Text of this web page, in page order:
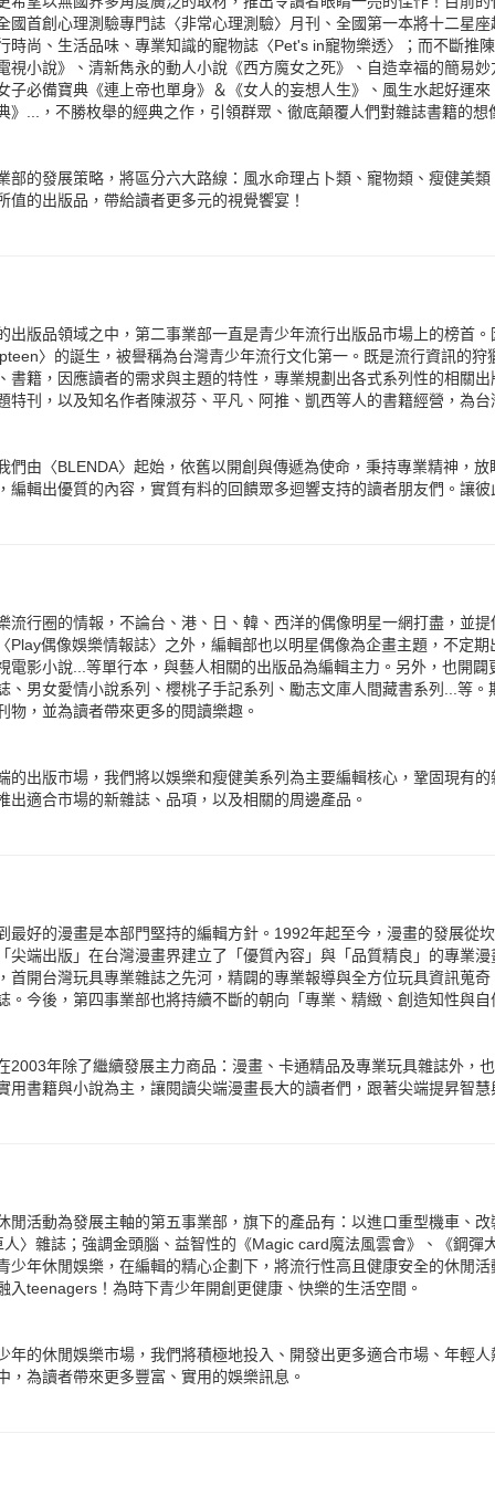
國首創心理測驗專門誌〈非常心理測驗〉月刊、全國第一本將十二星
時尚、生活品味、專業知識的寵物誌〈Pet's in寵物樂透〉；而不斷推
視小說》、清新雋永的動人小說《西方魔女之死》、自造幸福的簡易
子必備寶典《連上帝也單身》＆《女人的妄想人生》、風生水起好運
》...，不勝枚舉的經典之作，引領群眾、徹底顛覆人們對雜誌書籍的想
部的發展策略，將區分六大路線：風水命理占卜類、寵物類、瘦健美
值的出版品，帶給讀者更多元的視覺饗宴！
出版品領域之中，第二事業部一直是青少年流行出版品市場上的榜首
〉的誕生，被譽稱為台灣青少年流行文化第一。既是流行資訊的
書籍，因應讀者的需求與主題的特性，專業規劃出各式系列性的相關
特刊，以及知名作者陳淑芬、平凡、阿推、凱西等人的書籍經營，為
們由〈BLENDA〉起始，依舊以開創與傳遞為使命，秉持專業精神，
編輯出優質的內容，實質有料的回饋眾多迴響支持的讀者朋友們。讓
流行圈的情報，不論台、港、日、韓、西洋的偶像明星一網打盡，並
Play偶像娛樂情報誌〉之外，編輯部也以明星偶像為企畫主題，不定
電影小說...等單行本，與藝人相關的出版品為編輯主力。另外，也開
、男女愛情小說系列、櫻桃子手記系列、勵志文庫人間藏書系列...等
物，並為讀者帶來更多的閱讀樂趣。
的出版市場，我們將以娛樂和瘦健美系列為主要編輯核心，鞏固現有
出適合市場的新雜誌、品項，以及相關的周邊產品。
最好的漫畫是本部門堅持的編輯方針。1992年起至今，漫畫的發展從
尖端出版」在台灣漫畫界建立了「優質內容」與「品質精良」的專業
首開台灣玩具專業雜誌之先河，精闢的專業報導與全方位玩具資訊蒐
。今後，第四事業部也將持續不斷的朝向「專業、精緻、創造知性與
2003年除了繼續發展主力商品：漫畫、卡通精品及專業玩具雜誌外，
用書籍與小說為主，讓閱讀尖端漫畫長大的讀者們，跟著尖端提昇智慧
閒活動為發展主軸的第五事業部，旗下的產品有：以進口重型機車、
人〉雜誌；強調金頭腦、益智性的《Magic card魔法風雲會》、《鋼彈
少年休閒娛樂，在編輯的精心企劃下，將流行性高且健康安全的休閒
入teenagers！為時下青少年開創更健康、快樂的生活空間。
年的休閒娛樂市場，我們將積極地投入、開發出更多適合市場、年輕
，為讀者帶來更多豐富、實用的娛樂訊息。